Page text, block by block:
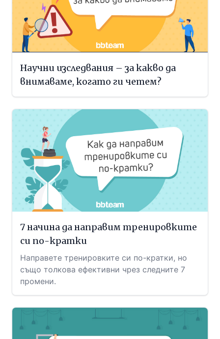
Научни изследвания – за какво да
внимаваме, когато ги четем?
7 начина да направим тренировките
си по-кратки
Направете тренировките си по-кратки, но
също толкова ефективни чрез следните 7
промени.